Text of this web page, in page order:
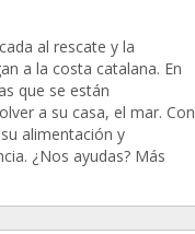
al rescate y la
a la costa catalana. En
que se están
a su casa, el mar. Con
alimentación y
¿Nos ayudas? Más